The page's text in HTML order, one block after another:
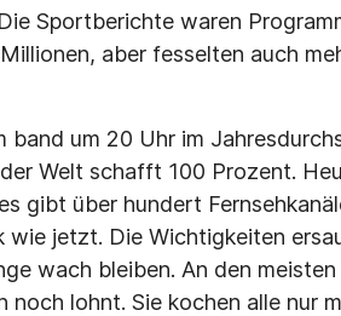
Sportberichte waren
aber fesselten auch
band um 20 Uhr im
Welt schafft 100 Prozent.
gibt über hundert
wie jetzt. Die Wichtigkeiten
wach bleiben. An den
lohnt. Sie kochen alle nur